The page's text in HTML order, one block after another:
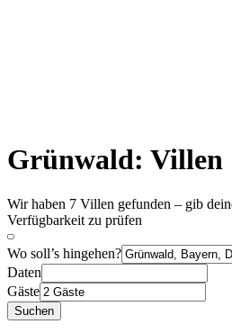
Grünwald: Villen
Wir haben 7 Villen gefunden – gib
Verfügbarkeit zu prüfen
Wo soll’s hingehen?
Daten
Gäste
Suchen